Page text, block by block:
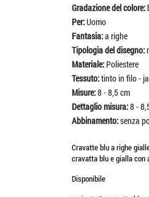
Gradazione del colore:
Per:Uomo
Fantasia:a righe
Tipologia del disegno:
Materiale: Poliestere
Tessuto:tinto in filo -
Misure:8 - 8,5 cm
Dettaglio misura:8 -
Abbinamento:senza
Cravatte blu a righe
cravatta blu e gialla con
Disponibile